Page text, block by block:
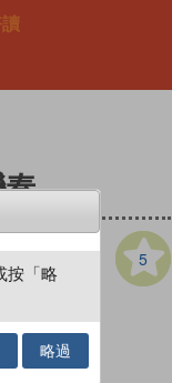
5
按「略
略過